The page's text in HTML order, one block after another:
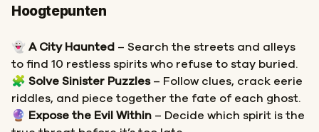
Hoogtepunten
👻 A City Haunted – Search the streets and alleys
to find 10 restless spirits who refuse to stay buried.
🧩 Solve Sinister Puzzles – Follow clues, crack eerie
riddles, and piece together the fate of each ghost.
🔮
Expose the Evil Within – Decide which spirit is the